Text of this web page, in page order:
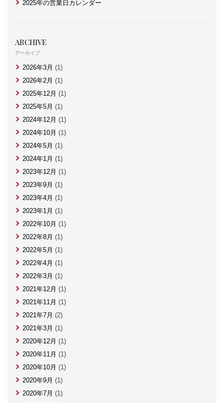
2025年の営業日カレンダー
ARCHIVE
アーカイブ
2026年3月 (1)
2026年2月 (1)
2025年12月 (1)
2025年5月 (1)
2024年12月 (1)
2024年10月 (1)
2024年5月 (1)
2024年1月 (1)
2023年12月 (1)
2023年9月 (1)
2023年4月 (1)
2023年1月 (1)
2022年10月 (1)
2022年8月 (1)
2022年5月 (1)
2022年4月 (1)
2022年3月 (1)
2021年12月 (1)
2021年11月 (1)
2021年7月 (2)
2021年3月 (1)
2020年12月 (1)
2020年11月 (1)
2020年10月 (1)
2020年9月 (1)
2020年7月 (1)